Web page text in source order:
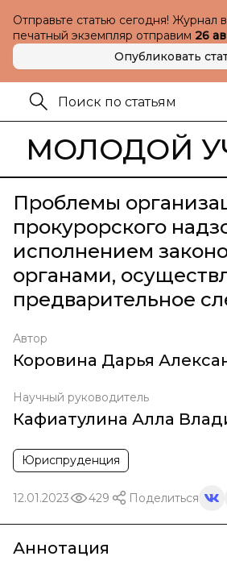
Отправьте статью сегодня! Журнал
печатный экземпляр отправим 26
Опубликовать
МОЛОДОЙ
Проблемы
прокурорского
исполнением
органами,
предварительное
Автор
Коровина Дарья
Научный руководитель
Кафиатулина Алла
Юриспруденция
12.01.2023 429 Поделиться
Аннотация